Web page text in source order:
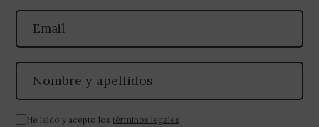
He leído y acepto los términos legales